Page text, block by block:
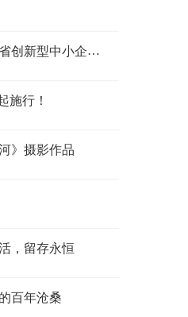
创新型中小企业
施行！
》摄影作品
，留存永恒
百年沧桑